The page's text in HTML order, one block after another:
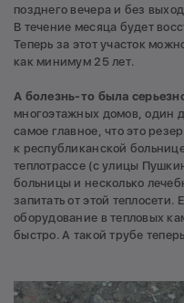
позднего вечера и без
В течение месяца будет
Теперь за этот участок
как минимум 25 лет.
А болезнь-то была
многоэтажных домов, один
самое главное, что это
к республиканской
теплотрассе (с улицы
больницы и несколько
запитать от этой теплосети.
оборудование в тепловых
быстро. А такой трубе